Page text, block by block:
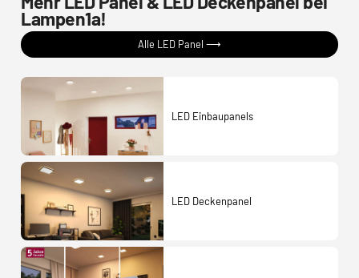
Lampen1a!
Alle LED Panel ⟶
LED Einbaupanels
LED Deckenpanel